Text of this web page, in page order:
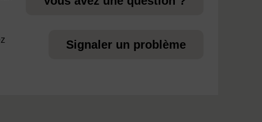
Signaler un problème